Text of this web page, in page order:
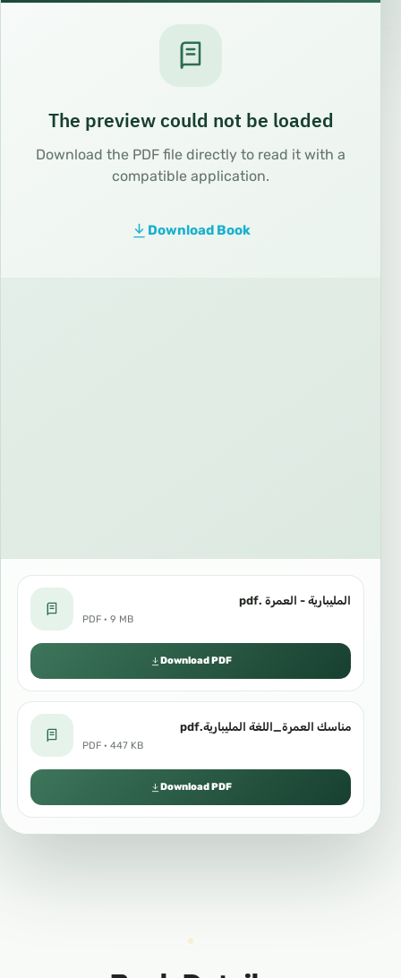
The preview could not be loaded
Download the PDF file directly to read it with a
compatible application.
Download Book
المليبارية - العمرة .pdf
PDF · 9 MB
Download PDF
مناسك العمرة_اللغة المليبارية.pdf
PDF · 447 KB
Download PDF